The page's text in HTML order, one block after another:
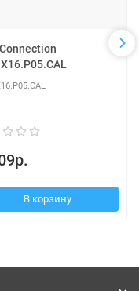
В корзину